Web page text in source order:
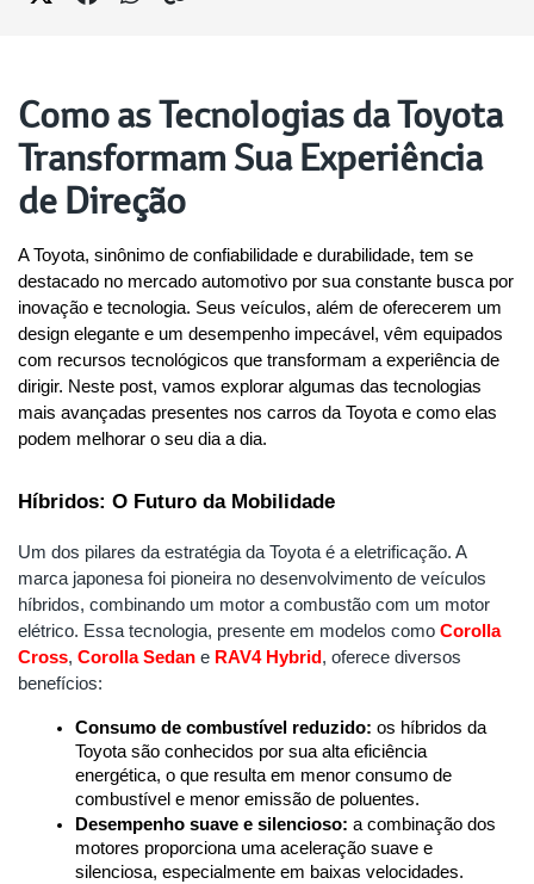
Como as Tecnologias da Toyota
Transformam Sua Experiência
de Direção
A Toyota, sinônimo de confiabilidade e durabilidade, tem se
destacado no mercado automotivo por sua constante busca por
inovação e tecnologia. Seus veículos, além de oferecerem um
design elegante e um desempenho impecável, vêm equipados
com recursos tecnológicos que transformam a experiência de
dirigir. Neste post, vamos explorar algumas das tecnologias
mais avançadas presentes nos carros da Toyota e como elas
podem melhorar o seu dia a dia.
Híbridos: O Futuro da Mobilidade
Um dos pilares da estratégia da Toyota é a eletrificação. A
marca japonesa foi pioneira no desenvolvimento de veículos
híbridos, combinando um motor a combustão com um motor
elétrico. Essa tecnologia, presente em modelos como Corolla
Cross, Corolla Sedan e RAV4 Hybrid , oferece diversos
benefícios:
Consumo de combustível reduzido: os híbridos da
Toyota são conhecidos por sua alta eficiência
energética, o que resulta em menor consumo de
combustível e menor emissão de poluentes.
Desempenho suave e silencioso: a combinação dos
motores proporciona uma aceleração suave e
silenciosa, especialmente em baixas velocidades.